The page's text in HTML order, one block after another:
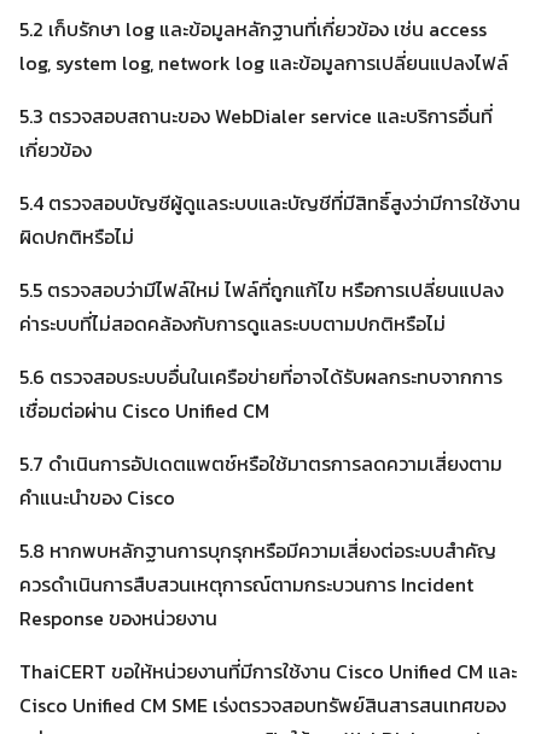
5.2 เก็บรักษา log และข้อมูลหลักฐานที่เกี่ยวข้อง เช่น access
log, system log, network log และข้อมูลการเปลี่ยนแปลงไฟล์
5.3 ตรวจสอบสถานะของ WebDialer service และบริการอื่นที่
เกี่ยวข้อง
5.4 ตรวจสอบบัญชีผู้ดูแลระบบและบัญชีที่มีสิทธิ์สูงว่ามีการใช้งาน
ผิดปกติหรือไม่
5.5 ตรวจสอบว่ามีไฟล์ใหม่ ไฟล์ที่ถูกแก้ไข หรือการเปลี่ยนแปลง
ค่าระบบที่ไม่สอดคล้องกับการดูแลระบบตามปกติหรือไม่
5.6 ตรวจสอบระบบอื่นในเครือข่ายที่อาจได้รับผลกระทบจากการ
เชื่อมต่อผ่าน Cisco Unified CM
5.7 ดำเนินการอัปเดตแพตช์หรือใช้มาตรการลดความเสี่ยงตาม
คำแนะนำของ Cisco
5.8 หากพบหลักฐานการบุกรุกหรือมีความเสี่ยงต่อระบบสำคัญ
ควรดำเนินการสืบสวนเหตุการณ์ตามกระบวนการ Incident
Response ของหน่วยงาน
ThaiCERT ขอให้หน่วยงานที่มีการใช้งาน Cisco Unified CM และ
Cisco Unified CM SME เร่งตรวจสอบทรัพย์สินสารสนเทศของ